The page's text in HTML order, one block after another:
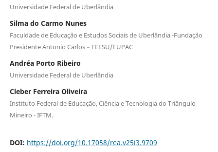
Universidade Federal de Uberlândia
Silma do Carmo Nunes
Faculdade de Educação e Estudos Sociais de Uberlândia -Fundação
Presidente Antonio Carlos – FEESU/FUPAC
Andréa Porto Ribeiro
Universidade Federal de Uberlândia
Cleber Ferreira Oliveira
Instituto Federal de Educação, Ciência e Tecnologia do Triângulo
Mineiro - IFTM.
DOI: https://doi.org/10.17058/rea.v25i3.9709